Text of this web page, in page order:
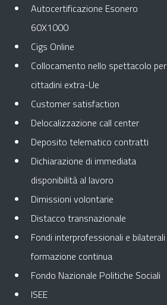
Autocertificazione Esonero
60X1000
Cigs Online
Collocamento nello spettacolo per
cittadini extra-Ue
Customer satisfaction
Delocalizzazione call center
Deposito telematico contratti
Dichiarazione di immediata
disponibilità al lavoro
Dimissioni volontarie
Distacco transnazionale
Fondi interprofessionali e bilaterali
formazione continua
Fondo Nazionale Politiche Sociali
ISEE